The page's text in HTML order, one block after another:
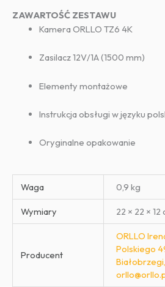
ZAWARTOŚĆ ZESTAWU
Kamera ORLLO TZ6 4K
Zasilacz 12V/1A (1500 mm)
Elementy montażowe
Instrukcja obsługi w języku
Oryginalne opakowanie
Waga 0,9 kg
Wymiary 22 × 22 × 12
Producent
ORLLO
Polskiego